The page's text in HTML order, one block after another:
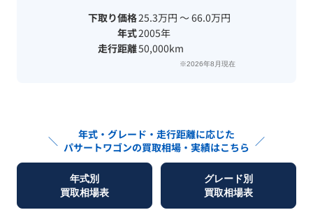
下取り価格25.3万円 〜 66.0万円
年式2005年
走行距離50,000km
※2026年8月現在
＼
年式・グレード・走行距離に応じた
パサートワゴンの買取相場・実績はこちら ／
年式別
買取相場表
グレード別
買取相場表